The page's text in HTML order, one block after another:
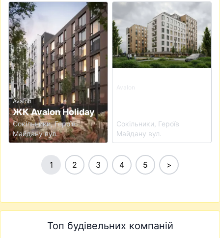
View details for ЖК Avalon Holiday
Avalon
ЖК Avalon Holiday
Сокільники, Героїв
Майдану вул.
View details for ЖК Avalon
Avalon
Сокільники, Героїв
Майдану вул.
1 2 3 4 5 >
Топ будівельних компаній